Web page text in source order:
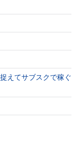
えてサブスクで稼ぐ